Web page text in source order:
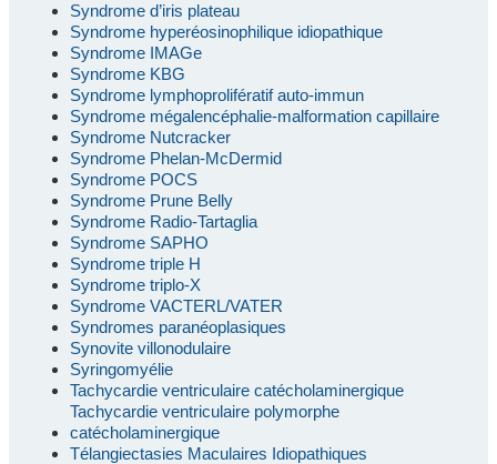
Syndrome d’iris plateau
Syndrome hyperéosinophilique idiopathique
Syndrome IMAGe
Syndrome KBG
Syndrome lymphoprolifératif auto-immun
Syndrome mégalencéphalie-malformation capillaire
Syndrome Nutcracker
Syndrome Phelan-McDermid
Syndrome POCS
Syndrome Prune Belly
Syndrome Radio-Tartaglia
Syndrome SAPHO
Syndrome triple H
Syndrome triplo-X
Syndrome VACTERL/VATER
Syndromes paranéoplasiques
Synovite villonodulaire
Syringomyélie
Tachycardie ventriculaire catécholaminergique
Tachycardie ventriculaire polymorphe
catécholaminergique
Télangiectasies Maculaires Idiopathiques